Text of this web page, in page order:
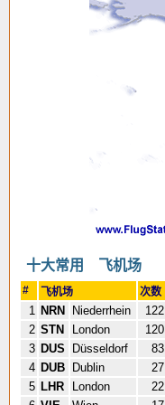
十大常用 飞机场
# 飞机场 次数
1 NRN Niederrhein 122
2 STN London 120
3 DUS Düsseldorf 83
4 DUB Dublin 27
5 LHR London 22